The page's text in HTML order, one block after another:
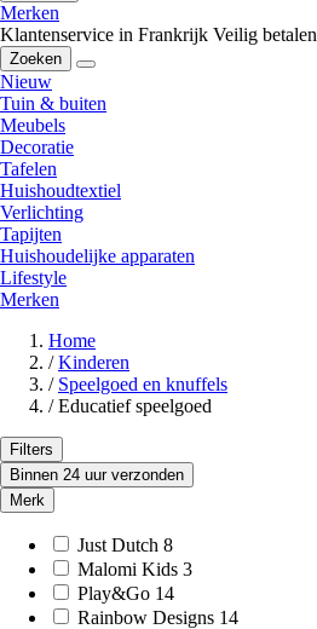
Merken
Klantenservice in Frankrijk Veilig betalen
Zoeken
Nieuw
Tuin & buiten
Meubels
Decoratie
Tafelen
Huishoudtextiel
Verlichting
Tapijten
Huishoudelijke apparaten
Lifestyle
Merken
Home
/ Kinderen
/ Speelgoed en knuffels
/ Educatief speelgoed
Filters
Binnen 24 uur verzonden
Merk
Just Dutch 8
Malomi Kids 3
Play&Go 14
Rainbow Designs 14